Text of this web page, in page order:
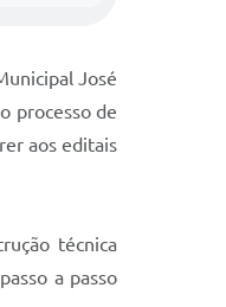
José
processo de
aos editais
técnica
a passo